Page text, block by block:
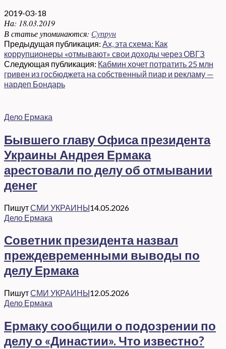
2019-03-18
На: 18.03.2019
В статье упоминаются: Супрун
Предыдущая публикация: Ах, эта схема: Как
коррупционеры «отмывают» свои доходы через ОВГЗ
Следующая публикация: Кабмин хочет потратить 25 млн
гривен из госбюджета на собственный пиар и рекламу —
нардеп Бондарь
Дело Ермака
Бывшего главу Офиса президента
Украины Андрея Ермака
арестовали по делу об отмывании
денег
ПишутСМИ УКРАИНЫ14.05.2026
Дело Ермака
Советник президента назвал
преждевременными выводы по
делу Ермака
ПишутСМИ УКРАИНЫ12.05.2026
Дело Ермака
Ермаку сообщили о подозрении по
делу о «Династии». Что известно?